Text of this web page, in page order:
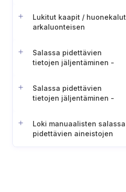
Lukitut kaapit / huonekalut
arkaluonteisen
Salassa pidettävien
tietojen jäljentäminen -
Salassa pidettävien
tietojen jäljentäminen -
Loki manuaalisten salassa
pidettävien aineistojen